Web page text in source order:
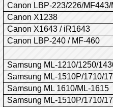
Canon LBP-223/226/MF443/
Canon X1238
Canon X1643 / iR1643
Canon LBP-240 / MF-460
Samsung ML-1210/1250/
Samsung ML-1510P/1710/
Samsung ML 1610/ML-1615
Samsung ML-1510P/1710/